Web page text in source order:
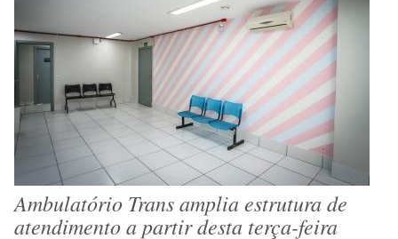
Ambulatório Trans amplia estrutura de
atendimento a partir desta terça-feira